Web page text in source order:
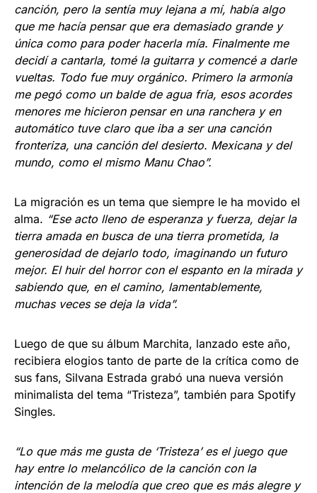
canción, pero la sentía muy lejana a mí, había algo
que me hacía pensar que era demasiado grande y
única como para poder hacerla mía. Finalmente me
decidí a cantarla, tomé la guitarra y comencé a darle
vueltas. Todo fue muy orgánico. Primero la armonía
me pegó como un balde de agua fría, esos acordes
menores me hicieron pensar en una ranchera y en
automático tuve claro que iba a ser una canción
fronteriza, una canción del desierto. Mexicana y del
mundo, como el mismo Manu Chao”.
La migración es un tema que siempre le ha movido el
alma. “Ese acto lleno de esperanza y fuerza, dejar la
tierra amada en busca de una tierra prometida, la
generosidad de dejarlo todo, imaginando un futuro
mejor. El huir del horror con el espanto en la mirada y
sabiendo que, en el camino, lamentablemente,
muchas veces se deja la vida”.
Luego de que su álbum Marchita, lanzado este año,
recibiera elogios tanto de parte de la crítica como de
sus fans, Silvana Estrada grabó una nueva versión
minimalista del tema “Tristeza”, también para Spotify
Singles.
“Lo que más me gusta de ‘Tristeza’ es el juego que
hay entre lo melancólico de la canción con la
intención de la melodía que creo que es más alegre y